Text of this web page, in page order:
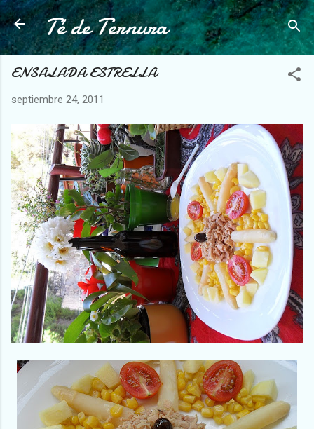
Ir al contenido principal
Té de Ternura
ENSALADA ESTRELLA
septiembre 24, 2011